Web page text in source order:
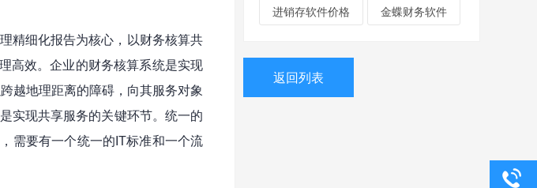
精细化报告为核心，以财务核算共
高效。企业的财务核算系统是实现
越地理距离的障碍，向其服务对象
实现共享服务的关键环节。统一的
需要有一个统一的IT标准和一个流
进销存软件价格 金蝶财务软件
返回列表